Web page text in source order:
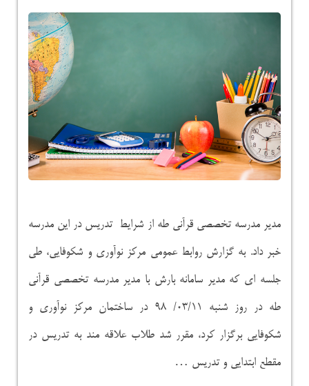
مدیر مدرسه تخصصی قرآنی طه از شرایط تدریس در این مدرسه
خبر داد. به گزارش روابط عمومی مرکز نوآوری و شکوفایی، طی
جلسه ای که مدیر سامانه بارش با مدیر مدرسه تخصصی قرآنی
طه در روز شنبه ۰۳/۱۱/ ۹۸ در ساختمان مرکز نوآوری و
شکوفایی برگزار کرد، مقرر شد طلاب علاقه مند به تدریس در
مقطع ابتدایی و تدریس …